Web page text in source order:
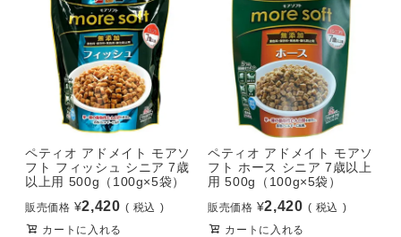
ペティオ アドメイト モアソ
フト フィッシュ シニア 7歳
以上用 500g（100g×5袋）
販売価格 ¥2,420
税込
カートに入れる
ペティオ アドメイト モアソ
フト ホース シニア 7歳以上
用 500g（100g×5袋）
販売価格 ¥2,420
税込
カートに入れる